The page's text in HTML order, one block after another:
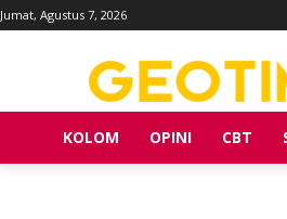
Jumat, Agustus 7, 2026
KOLOM OPINI CBT